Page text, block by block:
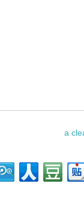
：
a